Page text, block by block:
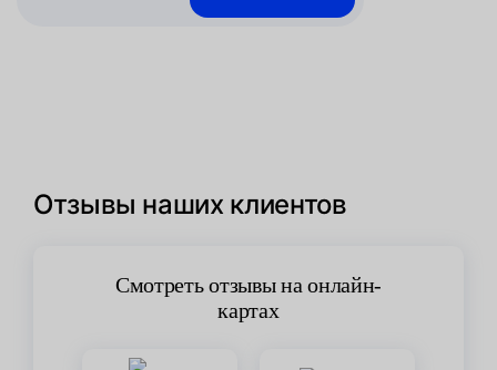
Отзывы наших клиентов
Смотреть отзывы на онлайн-
картах